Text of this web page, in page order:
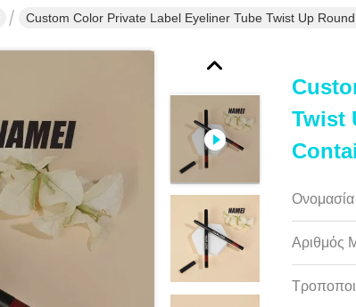
Custom Color Private Label Eyeliner Tube Twist Up
Twist
Αριθμός